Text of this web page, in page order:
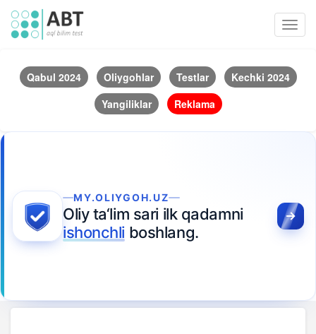
Qabul 2024 Oliygohlar Testlar
Kechki 2024
Yangiliklar
Reklama
MY.OLIYGOH.UZ
Oliy ta‘lim sari ilk qadamni
ishonchli boshlang.